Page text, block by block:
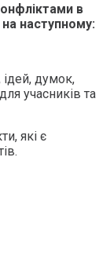
в
наступному:
ідей, думок,
учасників та
які є